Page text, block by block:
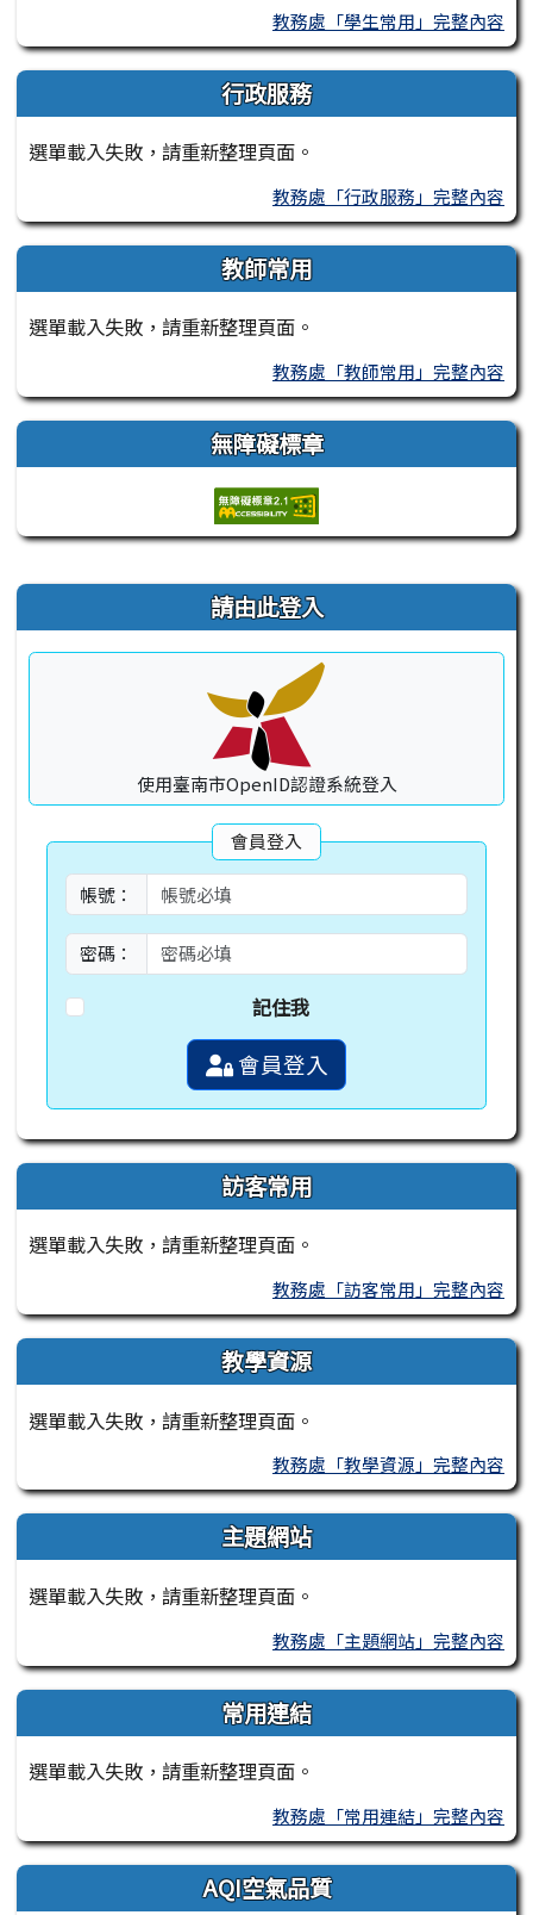
教務處「學生常用」完整內容
行政服務
選單載入失敗，請重新整理頁面。
教務處「行政服務」完整內容
教師常用
選單載入失敗，請重新整理頁面。
教務處「教師常用」完整內容
無障礙標章
右邊區域內容 請由此登入
使用臺南市OpenID認證系統登入
會員登入
帳號：
密碼：
記住我
會員登入
訪客常用
選單載入失敗，請重新整理頁面。
教務處「訪客常用」完整內容
教學資源
選單載入失敗，請重新整理頁面。
教務處「教學資源」完整內容
主題網站
選單載入失敗，請重新整理頁面。
教務處「主題網站」完整內容
常用連結
選單載入失敗，請重新整理頁面。
教務處「常用連結」完整內容
AQI空氣品質